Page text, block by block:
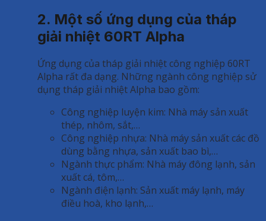
2. Một số ứng dụng của tháp
giải nhiệt 60RT Alpha
Ứng dụng của tháp giải nhiệt công nghiệp 60RT
Alpha rất đa dạng. Những ngành công nghiệp sử
dụng tháp giải nhiệt Alpha bao gồm:
Công nghiệp luyện kim: Nhà máy sản xuất
thép, nhôm, sắt,…
Công nghiệp nhựa: Nhà máy sản xuất các đồ
dùng bằng nhựa, sản xuất bao bì,…
Ngành thực phẩm: Nhà máy đông lạnh, sản
xuất cá, tôm,…
Ngành điện lạnh: Sản xuất máy lạnh, máy
điều hoà, kho lạnh,…